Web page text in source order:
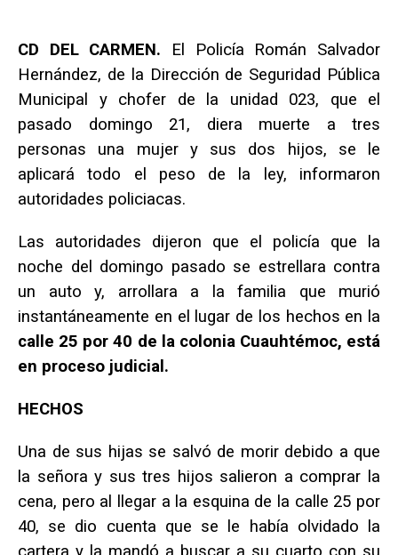
CD DEL CARMEN. El Policía Román Salvador
Hernández, de la Dirección de Seguridad Pública
Municipal y chofer de la unidad 023, que el
pasado domingo 21, diera muerte a tres
personas una mujer y sus dos hijos, se le
aplicará todo el peso de la ley, informaron
autoridades policiacas.
Las autoridades dijeron que el policía que la
noche del domingo pasado se estrellara contra
un auto y, arrollara a la familia que murió
instantáneamente en el lugar de los hechos en la
calle 25 por 40 de la colonia Cuauhtémoc, está
en proceso judicial.
HECHOS
Una de sus hijas se salvó de morir debido a que
la señora y sus tres hijos salieron a comprar la
cena, pero al llegar a la esquina de la calle 25 por
40, se dio cuenta que se le había olvidado la